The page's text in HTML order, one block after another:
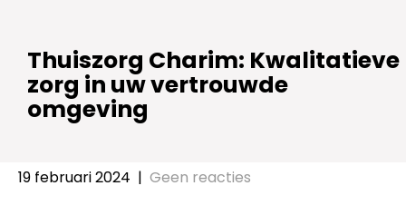
Thuiszorg Charim: Kwalitatieve
zorg in uw vertrouwde
omgeving
19 februari 2024 | Geen reacties